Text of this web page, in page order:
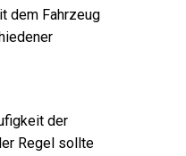
dem Fahrzeug
der
Regel sollte